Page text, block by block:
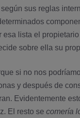
sus reglas
lista el
sobre ella su
si no nos
y después de
Evidentemente
El resto se comerí­a